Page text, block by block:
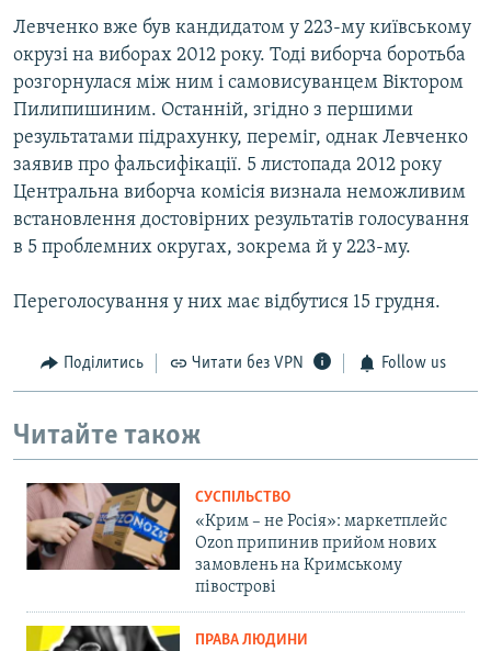
Левченко вже був кандидатом у 223-му київському
окрузі на виборах 2012 року. Тоді виборча боротьба
розгорнулася між ним і самовисуванцем Віктором
Пилипишиним. Останній, згідно з першими
результатами підрахунку, переміг, однак Левченко
заявив про фальсифікації. 5 листопада 2012 року
Центральна виборча комісія визнала неможливим
встановлення достовірних результатів голосування
в 5 проблемних округах, зокрема й у 223-му.
Переголосування у них має відбутися 15 грудня.
Поділитись Читати без VPN Follow us
Читайте також
СУСПІЛЬСТВО
«Крим – не Росія»: маркетплейс
Ozon припинив прийом нових
замовлень на Кримському
півострові
ПРАВА ЛЮДИНИ